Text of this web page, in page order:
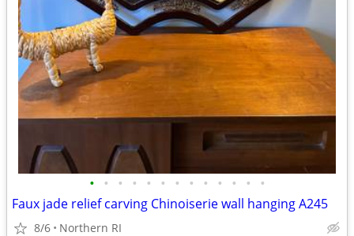
• • • • • • • • • • • • •
Faux jade relief carving Chinoiserie wall hanging A245
8/6 Northern RI